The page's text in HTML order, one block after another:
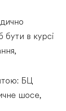
бути в курсі
БЦ
шосе,